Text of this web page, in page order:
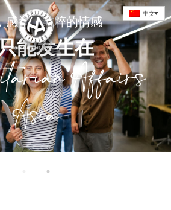
中文
运动的一部分带来
极变化
球影响
感觉，纯粹的情感
能发生在
Affairs
Asia